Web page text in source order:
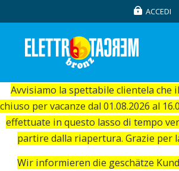
Avvisiamo la spettabile clientela che
chiuso per vacanze dal 01.08.2026 al
effettuate in questo lasso di tempo
partire dalla riapertura. Grazie per
Wir informieren die geschätze
ACCEDI